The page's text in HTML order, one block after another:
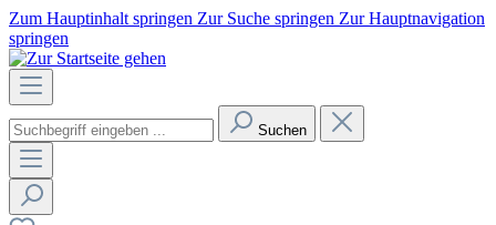
Zum Hauptinhalt springen Zur Suche springen Zur Hauptnavigation
springen
Suchen